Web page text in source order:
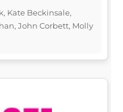
Kate Beckinsale,
John Corbett, Molly